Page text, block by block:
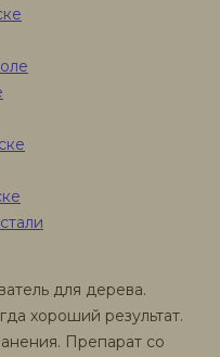
для дерева.
хороший результат.
Препарат со